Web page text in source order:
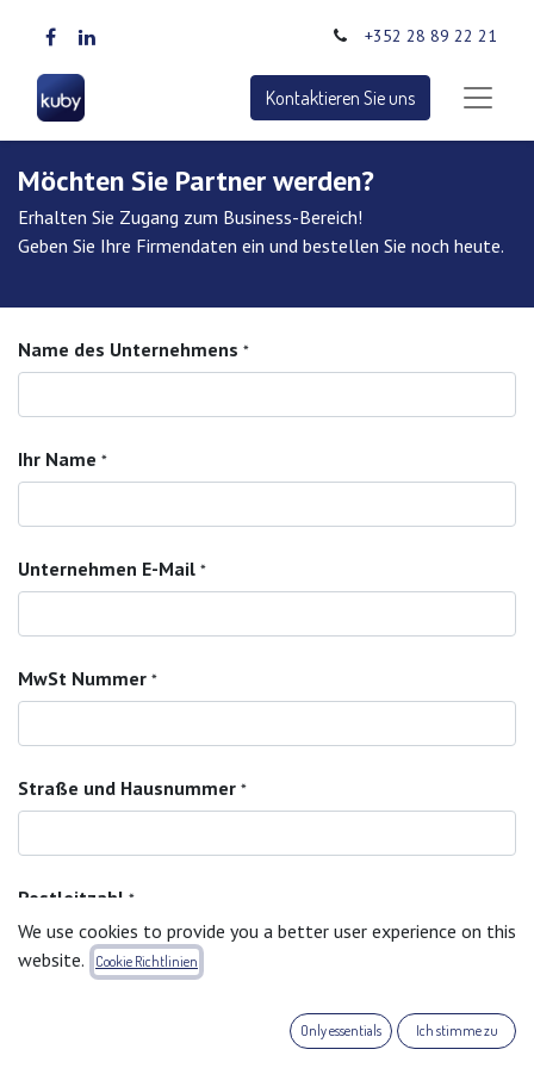
+352 28 89 22 21
Kontaktieren Sie uns
Möchten Sie Partner werden?
Erhalten Sie Zugang zum Business-Bereich!
Geben Sie Ihre Firmendaten ein und bestellen Sie noch heute.
Name des Unternehmens *
Ihr Name *
Unternehmen E-Mail *
MwSt Nummer *
Straße und Hausnummer *
Postleitzahl *
We use cookies to provide you a better user experience on this
website.
Cookie Richtlinien
Only essentials Ich stimme zu